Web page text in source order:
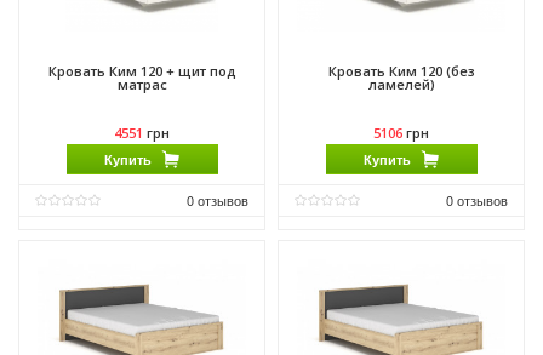
Кровать Ким 120 + щит под
матрас
4551 грн
Купить
0отзывов
Кровать Ким 120 (без
ламелей)
5106 грн
Купить
0отзывов